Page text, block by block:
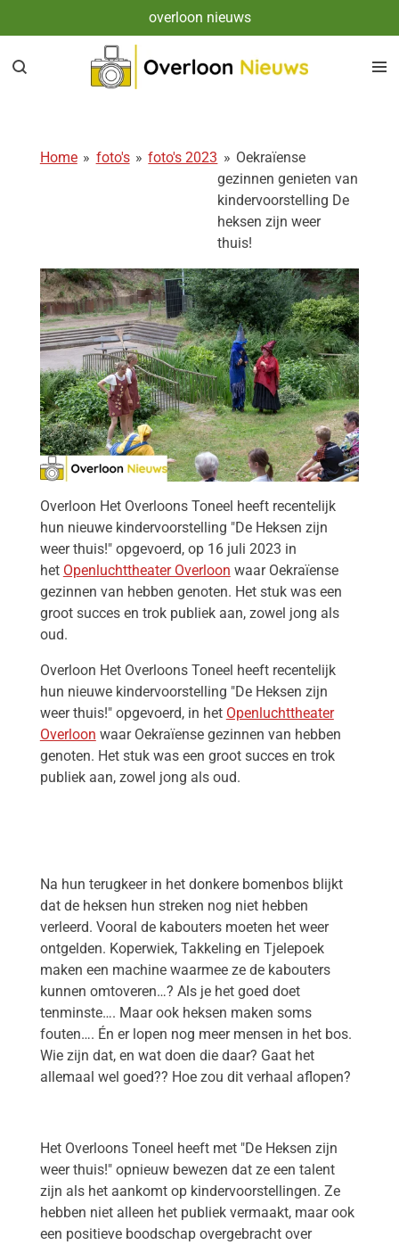
direct
naar
overloon nieuws
Home » foto's » foto's 2023 » Oekraïense
gezinnen genieten van
kindervoorstelling De
heksen zijn weer
thuis!
Overloon Het Overloons Toneel heeft recentelijk
hun nieuwe kindervoorstelling "De Heksen zijn
weer thuis!" opgevoerd, op 16 juli 2023 in
het Openluchttheater Overloon waar Oekraïense
gezinnen van hebben genoten. Het stuk was een
groot succes en trok publiek aan, zowel jong als
oud.
Overloon Het Overloons Toneel heeft recentelijk
hun nieuwe kindervoorstelling "De Heksen zijn
weer thuis!" opgevoerd, in het Openluchttheater
Overloon waar Oekraïense gezinnen van hebben
genoten. Het stuk was een groot succes en trok
publiek aan, zowel jong als oud.
Na hun terugkeer in het donkere bomenbos blijkt
dat de heksen hun streken nog niet hebben
verleerd. Vooral de kabouters moeten het weer
ontgelden. Koperwiek, Takkeling en Tjelepoek
maken een machine waarmee ze de kabouters
kunnen omtoveren…? Als je het goed doet
tenminste…. Maar ook heksen maken soms
fouten…. Én er lopen nog meer mensen in het bos.
Wie zijn dat, en wat doen die daar? Gaat het
allemaal wel goed?? Hoe zou dit verhaal aflopen?
Het Overloons Toneel heeft met "De Heksen zijn
weer thuis!" opnieuw bewezen dat ze een talent
zijn als het aankomt op kindervoorstellingen. Ze
hebben niet alleen het publiek vermaakt, maar ook
een positieve boodschap overgebracht over